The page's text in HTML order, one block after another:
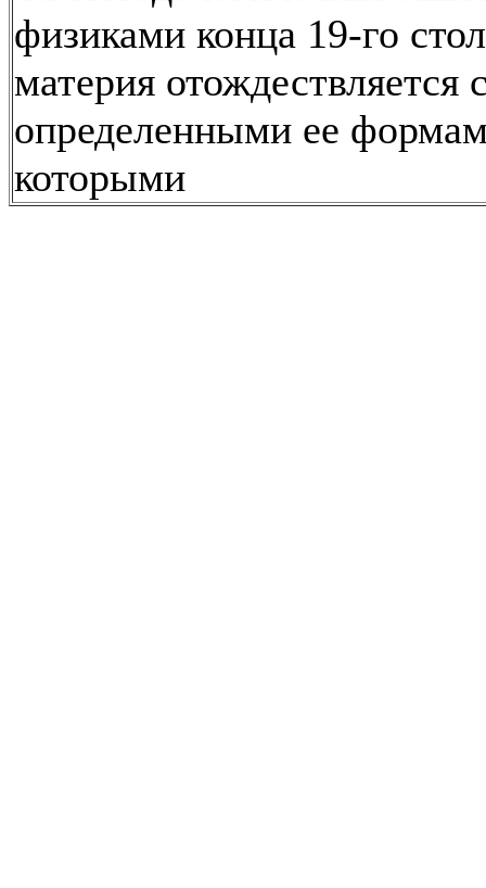
физиками конца 19-го
материя отождествляется
определенными ее
которыми